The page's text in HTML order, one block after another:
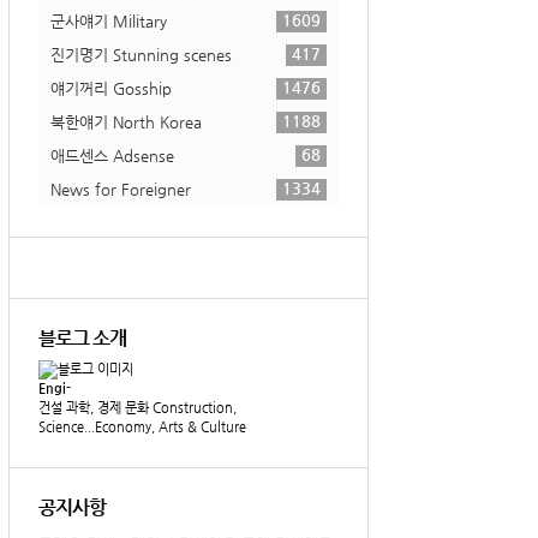
군사얘기 Military
1609
진기명기 Stunning scenes
417
얘기꺼리 Gosship
1476
북한얘기 North Korea
1188
애드센스 Adsense
68
News for Foreigner
1334
블로그 소개
Engi-
건설 과학, 경제 문화 Construction,
Science...Economy, Arts & Culture
공지사항